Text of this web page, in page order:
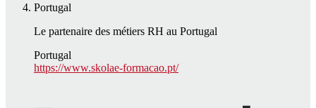
Portugal
Le partenaire des métiers RH au Portugal
Portugal
https://www.skolae-formacao.pt/